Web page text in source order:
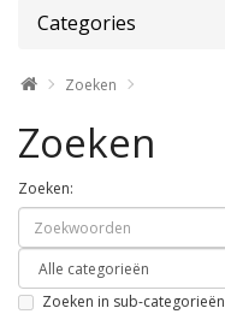
Categories
Zoeken
Zoeken
Zoeken:
Zoeken in sub-categorieën